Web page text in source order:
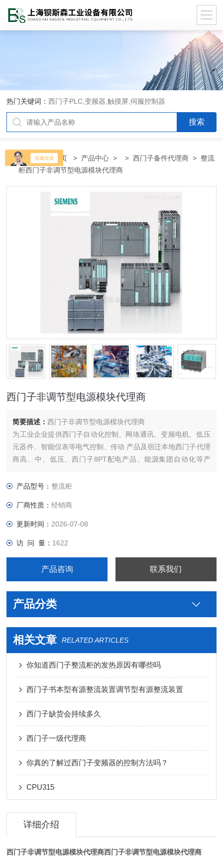
热门关键词：西门子PLC,变频器,触摸屏,伺服控制器
当前位置：首页 > 产品中心 > >西门子备件代理商 > 整流
柜西门子非调节型电源模块代理商
西门子非调节型电源模块代理商
简要描述：西门子非调节型电源模块代理商
为工业企业提供西门子自动化控制、网络通讯、变频电机、低压
元器件、智能仪表等电气控制、传动 产品及宿迁本地西门子代理
商高、中、低压、西门子8PT配电产品、能源集团自动化等产
本公司专业销售西门子各系列产品，为工业企业提供西门子自动
制、传动 产品及高、中
产品型号：整流柜
厂商性质：经销商
更新时间： 2026-07-08
访 问 量： 1622
产品咨询 联系我们
产品分类
相关文章 RELATED ARTICLES
你知道西门子整流柜的发热原因有哪些吗
西门子书本型有源整流装置调节型有源整流装置
西门子缺货会持续多久
西门子一级代理商
你真的了解过西门子变频器的控制方法吗？
CPU315
详细介绍
西门子非调节型电源模块代理商西门子非调节型电源模块代理商